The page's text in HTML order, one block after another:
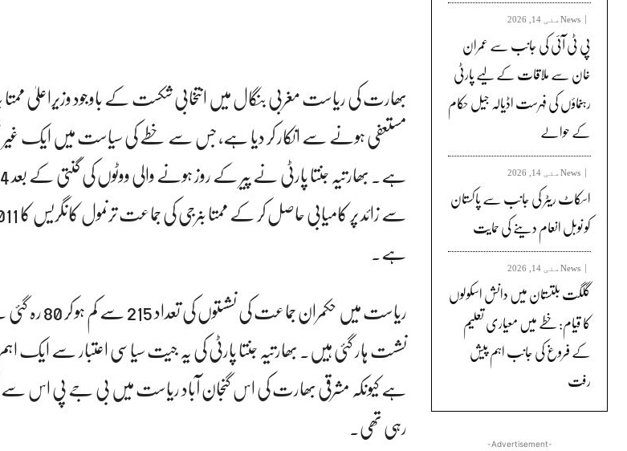
بھارت کی ریاست مغربی بنگال میں انتخابی شکست کے باوجود وزیراعلیٰ
مستعفی ہونے سے انکار کر دیا ہے، جس سے خطے کی سیاست میں ایک غیر
ہے۔
ریاست میں
نشست ہار گئی ہیں۔ بھارتیہ جنتا پارٹی کی یہ جیت سیاسی اعتبار سے
ہے کیونکہ مشرقی بھارت کی اس گنجان آباد ریاست میں بی جے پی اس سے
رہی تھی۔
News مئی 14, 2026
پی ٹی آئی کی جانب سے عمران
خان سے ملاقات کے لیے پارٹی
رہنماؤں کی فہرست اڈیالہ جیل حکام
کے حوالے
News مئی 14, 2026
اسکاٹ ریٹر کی جانب سے پاکستان
کو نوبل انعام دینے کی حمایت
News مئی 14, 2026
گلگت بلتستان میں دانش اسکولوں
کا قیام: خطے میں معیاری تعلیم
کے فروغ کی جانب اہم پیش
رفت
-Advertisement-